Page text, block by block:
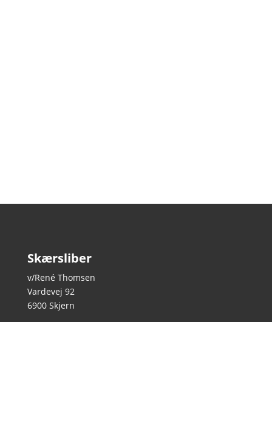
Skærsliber
v/René Thomsen
Vardevej 92
6900 Skjern